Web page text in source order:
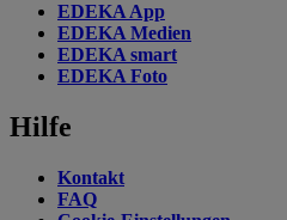
EDEKA App
EDEKA Medien
EDEKA smart
EDEKA Foto
Hilfe
Kontakt
FAQ